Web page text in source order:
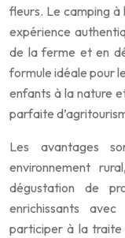
fleurs. Le camping à
expérience
de la ferme et en
formule idéale pour
enfants à la nature
parfaite
Les avantages
environnement
dégustation de
enrichissants
participer à la traite